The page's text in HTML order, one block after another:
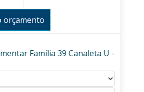
orçamento
Família 39 Canaleta U -